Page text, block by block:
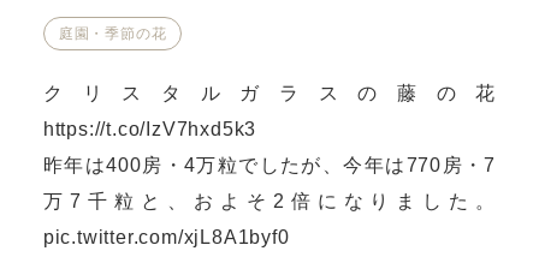
庭園・季節の花
クリスタルガラスの藤の花
https://t.co/IzV7hxd5k3
昨年は400房・4万粒でしたが、今年は770房・7
万7千粒と、およそ2倍になりました。
pic.twitter.com/xjL8A1byf0